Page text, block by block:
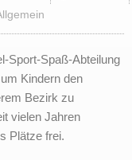
Sport-Spaß-Abteilung
Kindern den
Bezirk zu
vielen Jahren
Plätze frei.